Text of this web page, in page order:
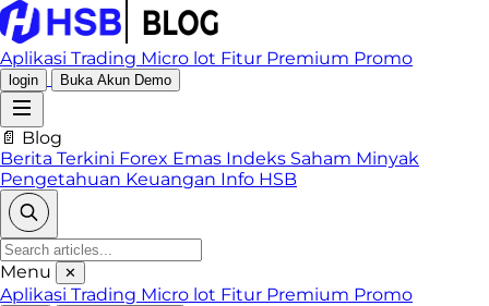
Aplikasi Trading Micro lot Fitur Premium Promo
login Buka Akun Demo
📄 Blog
Berita Terkini Forex Emas Indeks Saham Minyak
Pengetahuan Keuangan Info HSB
Menu ✕
Aplikasi Trading Micro lot Fitur Premium Promo